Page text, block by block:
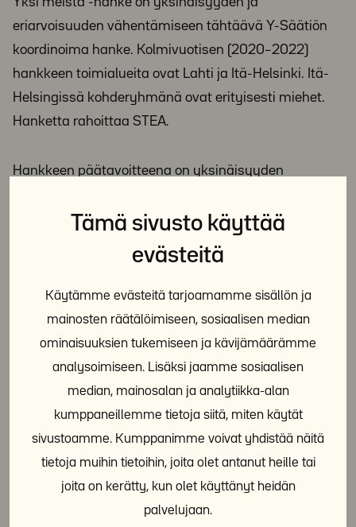
Tämä sivusto käyttää
evästeitä
Käytämme evästeitä tarjoamamme sisällön ja
mainosten räätälöimiseen, sosiaalisen median
ominaisuuksien tukemiseen ja kävijämäärämme
analysoimiseen. Lisäksi jaamme sosiaalisen
median, mainosalan ja analytiikka-alan
kumppaneillemme tietoja siitä, miten käytät
sivustoamme. Kumppanimme voivat yhdistää näitä
tietoja muihin tietoihin, joita olet antanut heille tai
joita on kerätty, kun olet käyttänyt heidän
palvelujaan.
eriarvoisuuden vähentämiseen tähtäävä Y-Säätiön
koordinoima hanke. Kolmivuotisen (2020–2022)
hankkeen toimialueita ovat Lahti ja Itä-Helsinki. Itä-
Helsingissä kohderyhmänä ovat erityisesti miehet.
Hanketta rahoittaa STEA.
Hankkeen päätavoitteena on yksinäisyyden
yksinäisyyttä kokevia ja suunnittelevat heidän
toimintoihin sekä harrastuksiin ja tukevat näihin
kiinnittymisessä.
Toiveenamme on, että toimintaan osallistuvat
kokevat sosiaalisten verkostojensa, voimavarojensa
sekä elämänsä merkityksellisyyden lisääntyvän.
Tavoitteemme on, että hankkeeseen osallistuvat
kokisivat yksinäisyytensä vähentyvän, ja saavat
tilalle tunteen siitä, että he ovat yksi meistä.